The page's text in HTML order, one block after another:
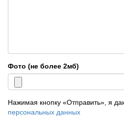
Фото (не более 2мб)
Нажимая кнопку «Отправить», я
персональных данных